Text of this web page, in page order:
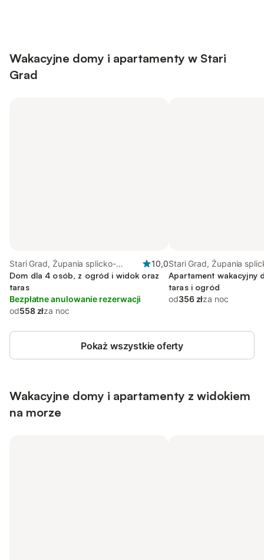
Wakacyjne domy i apartamenty w Stari
Grad
Stari Grad, Żupania splicko-
dalmatyńska
10,0
Dom dla 4 osób, z ogród i widok oraz
taras
Bezpłatne anulowanie rezerwacji
od558 złza noc
Stari Grad, Żupania
dalmatyńska
Apartament wakacyjny
taras i ogród
od356 złza noc
Pokaż wszystkie oferty
Wakacyjne domy i apartamenty z widokiem
na morze